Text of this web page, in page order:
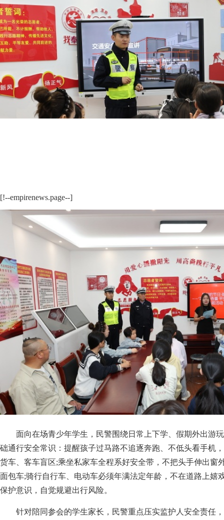
[!--empirenews.page--]
面向在场青少年学生，民警围绕日常上下学、假期外出游
础通行安全常识：提醒孩子过马路不追逐奔跑、不低头看手机
货车、客车盲区;乘坐私家车全程系好安全带，不把头手伸出窗
面包车;骑行自行车、电动车必须年满法定年龄，不在道路上嬉
保护意识，自觉规避出行风险。
针对陪同参会的学生家长，民警重点压实监护人安全责任